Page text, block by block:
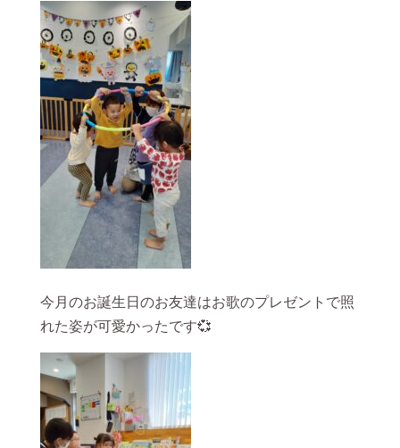
今月のお誕生日のお友達はお歌のプレゼントで照
れた姿が可愛かったです💞